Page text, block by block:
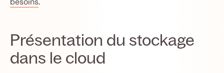
Présentation du stockage
dans le cloud